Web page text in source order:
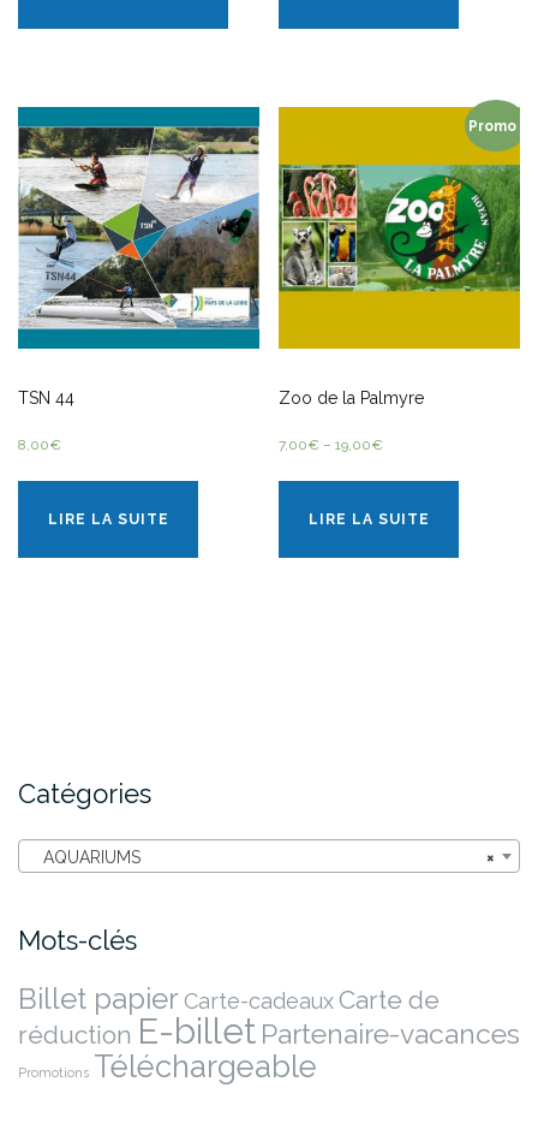
TSN 44
8,00€
LIRE LA SUITE
Promo !
Zoo de la Palmyre
7,00€ –19,00€
LIRE LA SUITE
Catégories
×
AQUARIUMS
Mots-clés
Billet papier Carte-cadeauxCarte de
réduction E-billet Partenaire-vacances
Promotions Téléchargeable